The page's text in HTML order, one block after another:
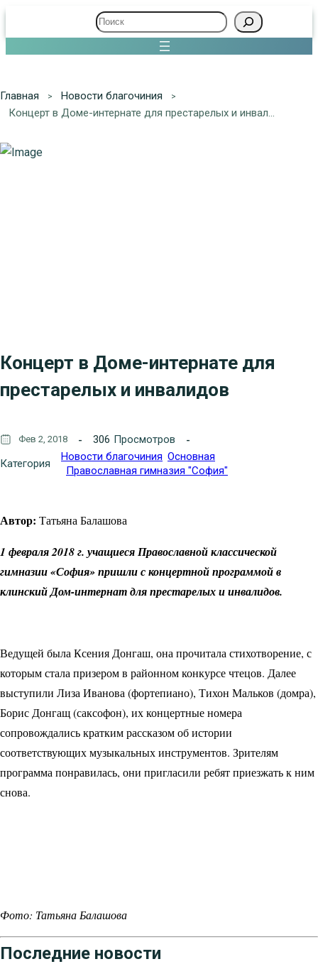
Поиск
Главная
Новости благочиния
Концерт в Доме-интернате для престарелых и инвалидов
Концерт в Доме-интернате для
престарелых и инвалидов
Фев 2, 2018 306 Просмотров
Категория
Новости благочиния Основная
Православная гимназия "София"
Автор: Татьяна Балашова
1 февраля 2018 г. учащиеся Православной классической
гимназии «София» пришли с концертной программой в
клинский Дом-интернат для престарелых и инвалидов.
Ведущей была Ксения Донгаш, она прочитала стихотворение, с
которым стала призером в районном конкурсе чтецов. Далее
выступили Лиза Иванова (фортепиано), Тихон Мальков (домра),
Борис Донгащ (саксофон), их концертные номера
сопровождались кратким рассказом об истории
соответствующих музыкальных инструментов. Зрителям
программа понравилась, они пригласили ребят приезжать к ним
снова.
Фото: Татьяна Балашова
Последние новости